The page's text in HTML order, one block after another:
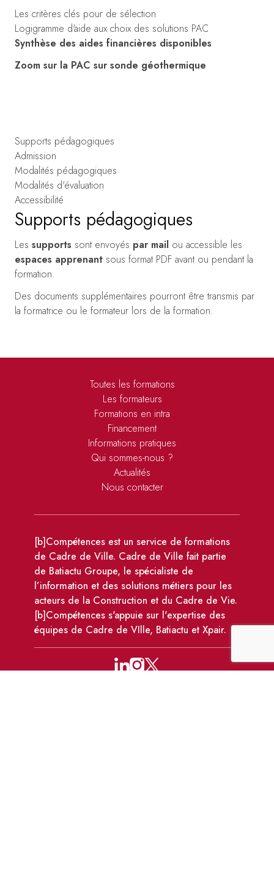
Les critères clés pour de sélection
Logigramme d'aide aux choix des solutions PAC
Synthèse des aides financières disponibles
Zoom sur la PAC sur sonde géothermique
Supports pédagogiques
Admission
Modalités pédagogiques
Modalités d'évaluation
Accessibilité
Supports pédagogiques
Les supports sont envoyés par mail ou accessible les
espaces apprenant sous format PDF avant ou pendant la
formation.
Des documents supplémentaires pourront être transmis par
la formatrice ou le formateur lors de la formation.
Toutes les formations
Les formateurs
Formations en intra
Financement
Informations pratiques
Qui sommes-nous ?
Actualités
Nous contacter
[b]Compétences est un service de formations
de Cadre de Ville. Cadre de Ville fait partie
de Batiactu Groupe, le spécialiste de
l’information et des solutions métiers pour les
acteurs de la Construction et du Cadre de Vie.
[b]Compétences s'appuie sur l'expertise des
équipes de Cadre de VIlle, Batiactu et Xpair.